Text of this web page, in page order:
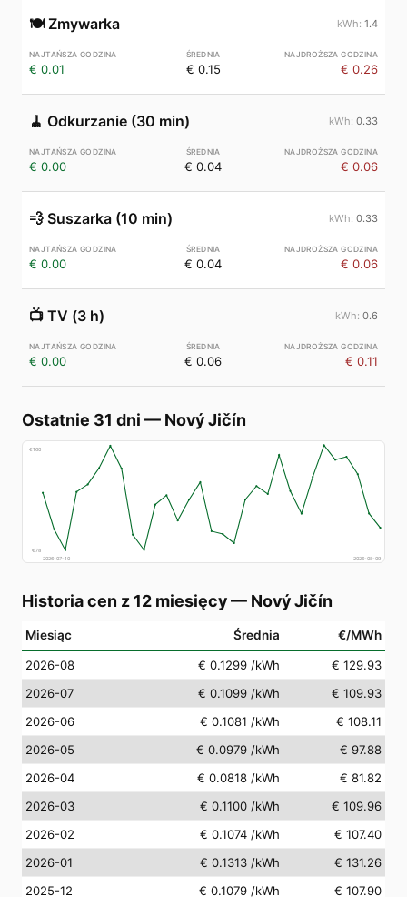
🍽️ Zmywarka 1.4
€ 0.01 € 0.15 € 0.26
🧹 Odkurzanie (30 min) 0.33
€ 0.00 € 0.04 € 0.06
💨 Suszarka (10 min) 0.33
€ 0.00 € 0.04 € 0.06
📺 TV (3 h) 0.6
€ 0.00 € 0.06 € 0.11
Ostatnie 31 dni — Nový Jičín
€160
€78
2026-07-10
2026-08-09
Historia cen z 12 miesięcy— Nový Jičín
Miesiąc Średnia €/MWh
2026-08 € 0.1299 /kWh
€ 129.93
2026-07
€ 0.1099 /kWh
€ 109.93
2026-06
€ 0.1081 /kWh
€ 108.11
2026-05
€ 0.0979 /kWh
€ 97.88
2026-04
€ 0.0818 /kWh
€ 81.82
2026-03
€ 0.1100 /kWh
€ 109.96
2026-02
€ 0.1074 /kWh
€ 107.40
2026-01
€ 0.1313 /kWh
€ 131.26
2025-12
€ 0.1079 /kWh
€ 107.90